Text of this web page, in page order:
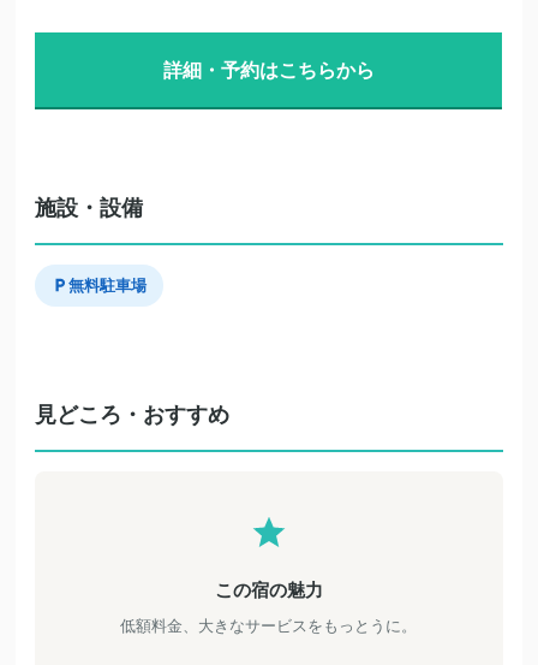
詳細・予約はこちらから
施設・設備
無料駐車場
見どころ・おすすめ
この宿の魅力
低額料金、大きなサービスをもっとうに。